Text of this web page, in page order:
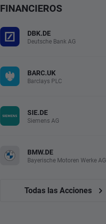
FINANCIEROS
DBK.DE
Deutsche Bank AG
BARC.UK
Barclays PLC
SIE.DE
Siemens AG
BMW.DE
Bayerische Motoren Werke AG
Todas las Acciones